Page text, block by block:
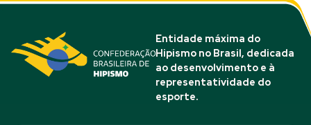
Entidade máxima do
Hipismo no Brasil, dedicada
ao desenvolvimento e à
representatividade do
esporte.